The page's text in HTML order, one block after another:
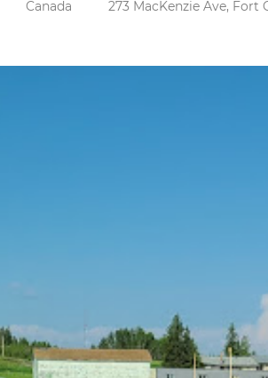
Canada 273 MacKenzie Ave, Fort